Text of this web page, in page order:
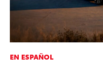
EN ESPAÑOL